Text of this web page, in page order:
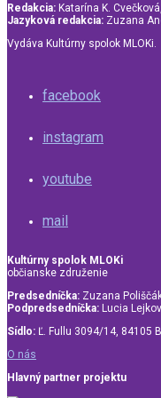
Redakcia: Katarína K.
Jazyková redakcia: Zuzana
Vydáva Kultúrny spolok MLOKi.
facebook
instagram
youtube
mail
Kultúrny spolok MLOKi
občianske združenie
Predsedníčka: Zuzana
Podpredsedníčka: Lucia
Sídlo: Ľ. Fullu 3094/14, 84105
O nás
Hlavný partner projektu